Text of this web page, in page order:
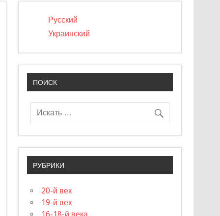
Русский
Украинский
ПОИСК
РУБРИКИ
20-й век
19-й век